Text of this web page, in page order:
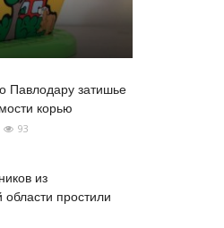
Павлодару затишье
корью
93
из
области простили